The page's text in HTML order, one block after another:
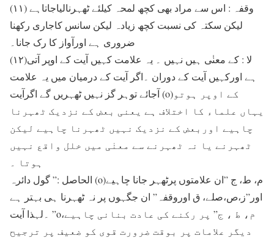
(۱۱) وقفہ : اس سے مراد بھی کچھ لمحہ کیلئے ٹھہرنالیاجاتاہے
لیکن سکتہ کی نسبت کچھ زیادہ لیکن سانس کاجاری رکھنا
ضروری ہے اورآواز کا رک جانا۔
(۱۲)لا : کے معنٰی ہیں نہیں ۔ یہ علامت کہیں آیت کے اوپر آتی
ہے اورکہیں آیت کے دوران ۔اگر آیت کے درمیان میں یہ علامت
آجائے توہر گز نہیں ٹھہریں گے اگرآیت (o)کے اوپر ہوتو
یہاں علماء کا اختلاف ہے یعنی بعض کے نزدیک ٹھہرنا
چاہیے اوربعض کے نزدیک نہیں ٹھہرنا چاہیے لیکن
ٹھہرنے یا نہ ٹھہرنے سے معنٰی میں خلل واقع نہیں
ہوتا ۔
الحاصل :” گول دائرہ (o)م، ط، ج ”ان علامتوں پرٹھہر جانا چاہیے
اور”ز،ص،صلے، ق اوروقفہ” ان جگہوں پر نہ ٹھہرنا ہی بہتر ہے
۔لہذا آیت ”o،م، ط ، ج” پر رکنے کی عادت بنانی چاہیے
دیگر علامات پر بوقت ضرورت قوی کو ضعیف پر ترجیح